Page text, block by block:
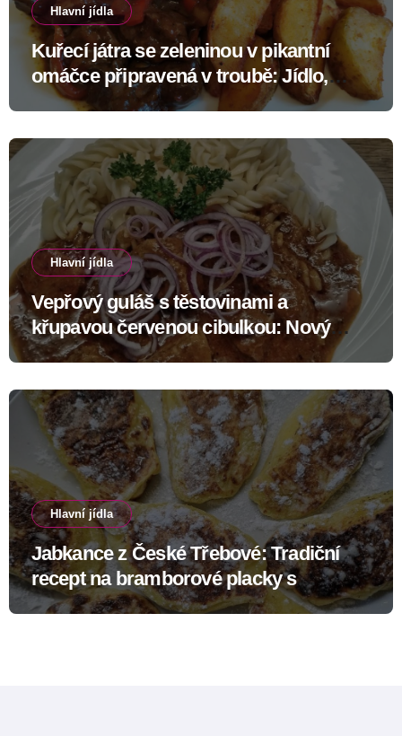
Hlavní jídla
Kuřecí játra se zeleninou v pikantní
omáčce připravená v troubě: Jídlo,
které změní skeptiky v nadšence
Hlavní jídla
Vepřový guláš s těstovinami a
křupavou červenou cibulkou: Nový
recept s výraznou chutí
Hlavní jídla
Jabkance z České Třebové: Tradiční
recept na bramborové placky s
tvarohem